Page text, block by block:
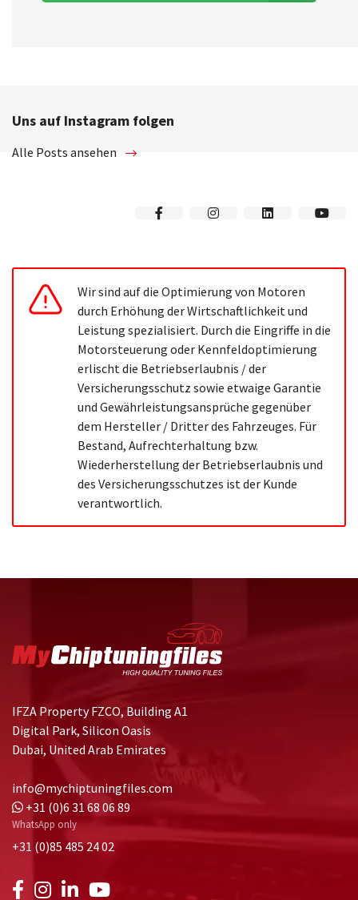
Uns auf Instagram folgen
Alle Posts ansehen
Wir sind auf die Optimierung von Motoren
durch Erhöhung der Wirtschaftlichkeit und
Leistung spezialisiert. Durch die Eingriffe in die
Motorsteuerung oder Kennfeldoptimierung
erlischt die Betriebserlaubnis / der
Versicherungsschutz sowie etwaige Garantie
und Gewährleistungsansprüche gegenüber
dem Hersteller / Dritter des Fahrzeuges. Für
Bestand, Aufrechterhaltung bzw.
Wiederherstellung der Betriebserlaubnis und
des Versicherungsschutzes ist der Kunde
verantwortlich.
IFZA Property FZCO, Building A1
Digital Park, Silicon Oasis
Dubai, United Arab Emirates
info@mychiptuningfiles.com
+31 (0)6 31 68 06 89
WhatsApp only
+31 (0)85 485 24 02